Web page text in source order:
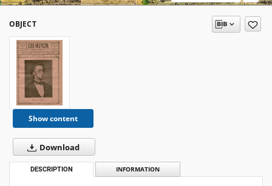
OBJECT
Show content
Download
DESCRIPTION INFORMATION